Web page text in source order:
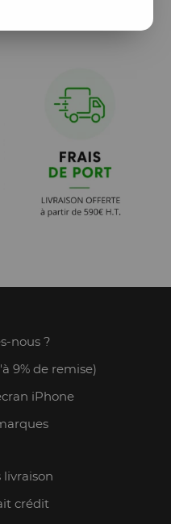
nous ?
9% de remise)
iPhone
livraison
crédit